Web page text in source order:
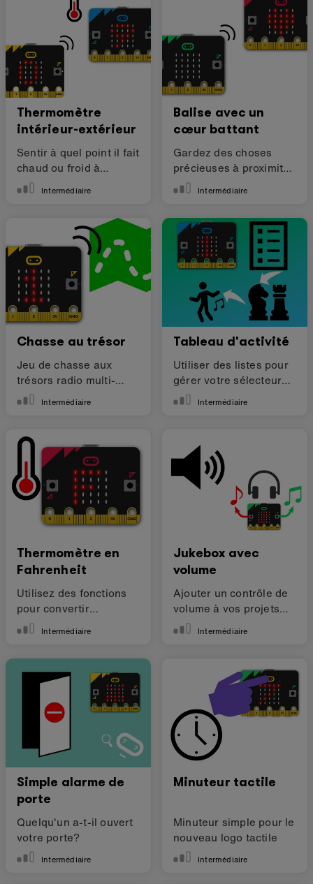
Thermomètre
intérieur-extérieur
Sentir à quel point il fait
chaud ou froid à
l’extérieurIntermédiaire
Balise avec un
cœur battant
Gardez des choses
précieuses à proximité
avec 2 micro:bits
Intermédiaire
Chasse au trésor
Jeu de chasse aux
trésors radio multi-
joueursIntermédiaire
Tableau d'activité
Utiliser des listes pour
gérer votre sélecteur
d'activitéIntermédiaire
Thermomètre en
Fahrenheit
Utilisez des fonctions
pour convertir
Centigrade en
Fahrenheit
Intermédiaire
Jukebox avec
volume
Ajouter un contrôle de
volume à vos projets
sonoresIntermédiaire
Simple alarme de
porte
Quelqu'un a-t-il ouvert
votre porte?
Intermédiaire
Minuteur tactile
Minuteur simple pour le
nouveau logo tactile
Intermédiaire